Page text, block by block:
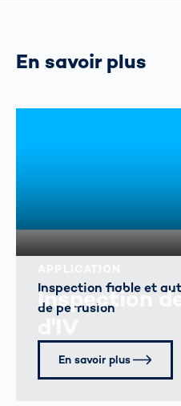
En savoir plus
Inspection
Inspection fiable et
de perfusion
En savoir plus